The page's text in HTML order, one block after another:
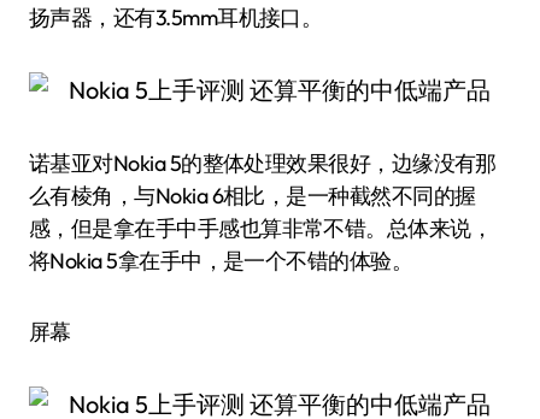
扬声器，还有3.5mm耳机接口。
诺基亚对Nokia 5的整体处理效果很好，边缘没有那
么有棱角，与Nokia 6相比，是一种截然不同的握
感，但是拿在手中手感也算非常不错。总体来说，
将Nokia 5拿在手中，是一个不错的体验。
屏幕